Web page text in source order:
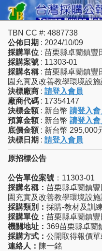
TBN CC #: 4887738
公佈日期 : 2024/10/09
採購單位 : 苗栗縣卓蘭鎮豐
採購案號 : 11303-01
採購名稱 : 苗栗縣卓蘭鎮豐
園充實及改善教學環境設
決標廠商 : 請登入會員
廠商代碼 : 17354147
決標金額 : 新台幣 請登入會
預算金額 : 新台幣 請登入會
底價金額 : 新台幣 295,000
決標日期 : 請登入會員
原招標公告
公告單位案號 ：11303-01
採購名稱： 苗栗縣卓蘭鎮
園充實及改善教學環境設
採購類別： 採購-教材及訓
採購單位： 苗栗縣卓蘭鎮
機關地址： 369苗栗縣卓蘭
採購方式： 公開取得報價
連絡人： 陳一銘